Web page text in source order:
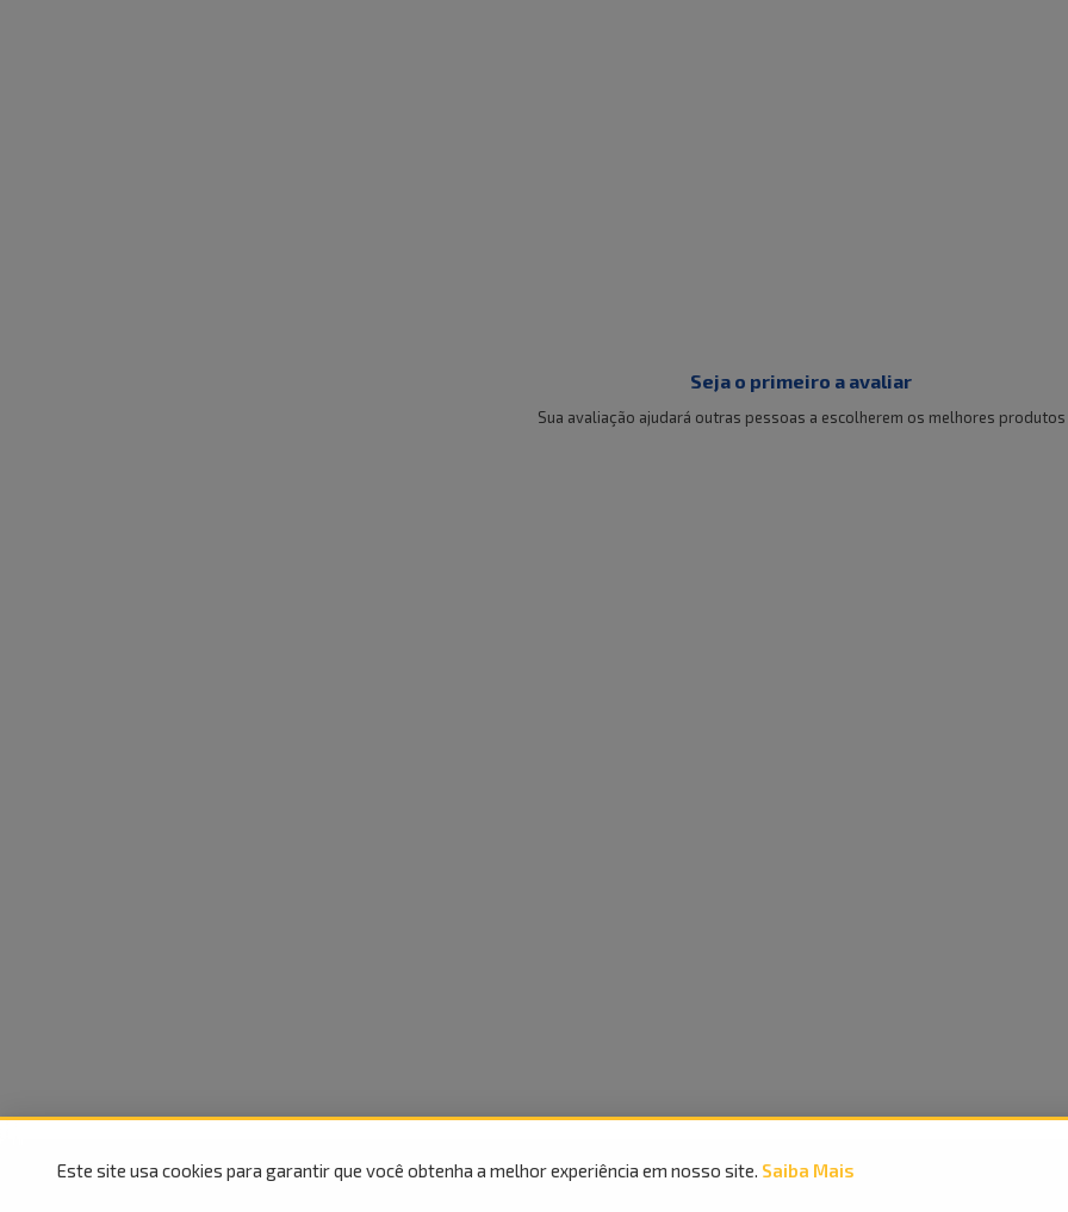
Seja o primeiro a avaliar
Sua avaliação ajudará outras pessoas a escolherem os melhores produtos
Este site usa cookies para garantir que você obtenha a melhor experiência em nosso site. Saiba Mais